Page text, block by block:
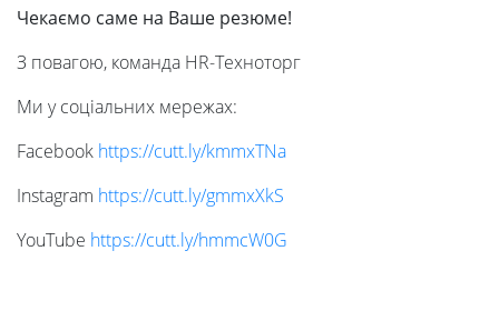
Чекаємо саме на Ваше резюме!
З повагою, команда HR-Техноторг
Ми у соціальних мережах:
Facebook https://cutt.ly/kmmxTNa
Instagram https://cutt.ly/gmmxXkS
YouTube https://cutt.ly/hmmcW0G